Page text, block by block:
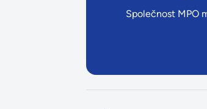
Společnost MPO